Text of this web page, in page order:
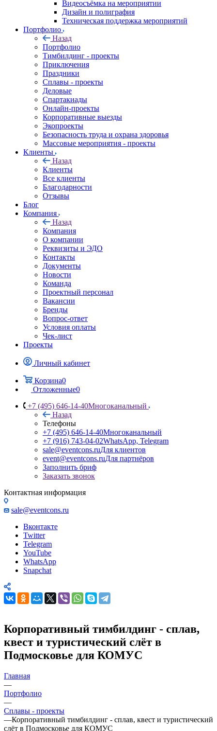
Видеосъёмка на мероприятии
Дизайн и полиграфия
Техническая поддержка мероприятий
Портфолио
Назад
Портфолио
Тимбилдинг - проекты
Приключения
Праздники
Сплавы - проекты
Деловые
Спартакиады
Онлайн-проекты
Корпоративные выезды
Экопроекты
Безопасность труда и охрана здоровья
Массовые мероприятия - проекты
Клиенты
Назад
Клиенты
Все клиенты
Благодарности
Отзывы
Блог
Компания
Назад
Компания
О компании
Реквизиты и ЭДО
Контакты
Документы
Новости
Команда
Проектный персонал
Вакансии
Бренды
Вопрос-ответ
Условия оплаты
Чек-лист
Проекты
Личный кабинет
Корзина0
Отложенные0
+7 (495) 646-14-40Многоканальный
Назад
Телефоны
+7 (495) 646-14-40Многоканальный
+7 (916) 743-04-02WhatsApp, Telegram
sale@eventcons.ruДля клиентов
event@eventcons.ruДля партнёров
Заполнить бриф
Заказать звонок
Контактная информация
sale@eventcons.ru
Вконтакте
Twitter
Telegram
YouTube
WhatsApp
Snapchat
Корпоративный тимбилдинг - сплав,
квест и туристический слёт в
Подмосковье для КОМУС
Главная
—
Портфолио
—
Сплавы - проекты
—Корпоративный тимбилдинг - сплав, квест и туристический
слёт в Подмосковье для КОМУС